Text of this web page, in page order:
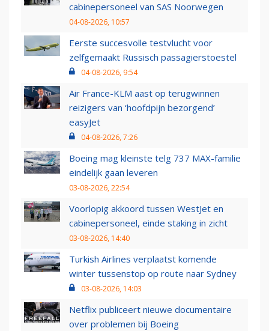
cabinepersoneel van SAS Noorwegen
04-08-2026, 10:57
Eerste succesvolle testvlucht voor
zelfgemaakt Russisch passagierstoestel
04-08-2026, 9:54
Air France-KLM aast op terugwinnen
reizigers van ‘hoofdpijn bezorgend’
easyJet
04-08-2026, 7:26
Boeing mag kleinste telg 737 MAX-familie
eindelijk gaan leveren
03-08-2026, 22:54
Voorlopig akkoord tussen WestJet en
cabinepersoneel, einde staking in zicht
03-08-2026, 14:40
Turkish Airlines verplaatst komende
winter tussenstop op route naar Sydney
03-08-2026, 14:03
Netflix publiceert nieuwe documentaire
over problemen bij Boeing